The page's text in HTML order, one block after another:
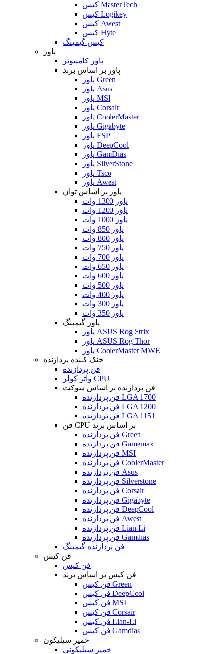
کیس MasterTech
کیس Logikey
کیس Awest
کیس Hyte
کیس گیمینگ
پاور
پاور کامپیوتر
پاور بر اساس برند
پاور Green
پاور Asus
پاور MSI
پاور Corsair
پاور CoolerMaster
پاور Gigabyte
پاور FSP
پاور DeepCool
پاور GamDias
پاور SilverStone
پاور Tsco
پاور Awest
پاور بر اساس توان
پاور 1300 وات
پاور 1200 وات
پاور 1000 وات
پاور 850 وات
پاور 800 وات
پاور 750 وات
پاور 700 وات
پاور 650 وات
پاور 600 وات
پاور 500 وات
پاور 400 وات
پاور 300 وات
پاور 350 وات
پاور گیمینگ
پاور ASUS Rog Strix
پاور ASUS Rog Thor
پاور CoolerMaster MWE
خنک کننده پردازنده
فن پردازنده
واتر کولر CPU
فن پردازنده بر اساس سوکت
فن پردازنده LGA 1700
فن پردازنده LGA 1200
فن پردازنده LGA 1151
فن CPU بر اساس برند
فن پردازنده Green
فن پردازنده Gamemax
فن پردازنده MSI
فن پردازنده CoolerMaster
فن پردازنده Asus
فن پردازنده Silverstone
فن پردازنده Corsair
فن پردازنده Gigabyte
فن پردازنده DeepCool
فن پردازنده Awest
فن پردازنده Lian-Li
فن پردازنده Gamdias
فن پردازنده گیمینگ
فن کیس
فن کیس
فن کیس بر اساس برند
فن کیس Green
فن کیس DeepCool
فن کیس MSI
فن کیس Corsair
فن کیس Lian-Li
فن کیس Gamdias
خمیر سیلیکون
خمیر سیلیکونی